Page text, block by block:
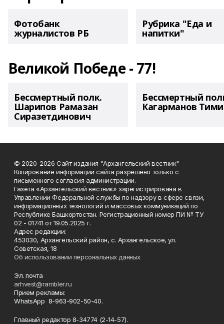
Фотобанк
журналистов РБ
Рубрика "Еда и
напитки"
Великой Победе - 77!
Бессмертный полк.
Шарипов Рамазан
Сиразетдинович
Бессмертный
Кагарманов
© 2020-2026 Сайт издания "Архангельский вестник"
Копирование информации сайта разрешено только с
письменного согласия администрации.
Газета «Архангельский вестник» зарегистрирована в
Управлении Федеральной службы по надзору в сфере связи,
информационных технологий и массовых коммуникаций по
Республике Башкортостан. Регистрационный номер ПИ № ТУ
02 - 01741 от 19.05.2025 г.
Адрес редакции:
453030, Архангельский район, с. Архангельское, ул.
Советская, 18
Об использовании персональных данных
Эл. почта
arhvest@rambler.ru
Прием рекламы:
WhatsApp 8-963-902-50-40.
Главный редактор 8-34774 (2-14-57).